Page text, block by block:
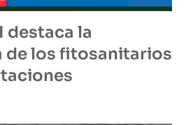
destaca la
los fitosanitarios